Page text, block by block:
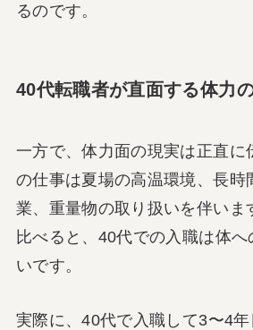
るのです。
40代転職者が直面する体力
一方で、体力面の現実は正直に
の仕事は夏場の高温環境、長時
業、重量物の取り扱いを伴いま
比べると、40代での入職は体
いです。
実際に、40代で入職して3〜4